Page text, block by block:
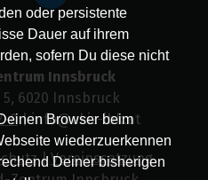
oder persistente
Dauer auf ihrem
sofern Du diese nicht
Browser beim
wiederzuerkennen
Deiner bisherigen
Innsbruck
6020 Innsbruck
0| info@ekiz-ibk.at
|Vereinssatzung